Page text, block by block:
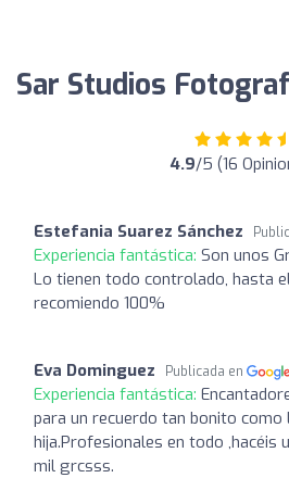
Sar Studios
4.9/5 (16
Estefania Suarez Sánchez
Experiencia fantástica: Son unos
Lo tienen todo controlado, hasta
recomiendo 100%
Eva Dominguez Publicada en
Experiencia fantástica:
para un recuerdo tan bonito como
hija.Profesionales en todo ,hacéis
mil grcsss.